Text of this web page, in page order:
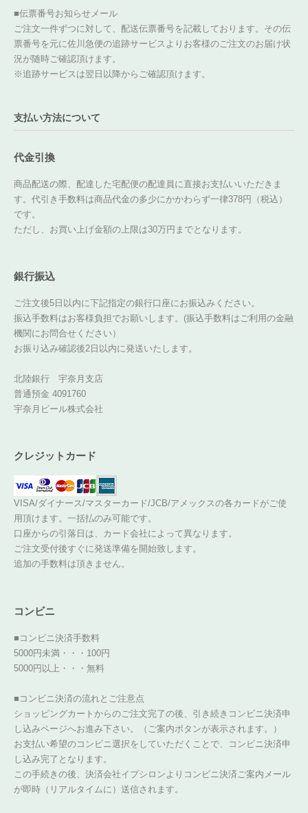
■伝票番号お知らせメール
ご注文一件ずつに対して、配送伝票番号を記載しております。その伝
票番号を元に佐川急便の追跡サービスよりお客様のご注文のお届け状
況が随時ご確認頂けます。
※追跡サービスは翌日以降からご確認頂けます。
支払い方法について
代金引換
商品配送の際、配達した宅配便の配達員に直接お支払いいただきま
す。代引き手数料は商品代金の多少にかかわらず一律378円（税込）
です。
ただし、お買い上げ金額の上限は30万円までとなります。
銀行振込
ご注文後5日以内に下記指定の銀行口座にお振込みください。
振込手数料はお客様負担でお願いします。(振込手数料はご利用の金融
機関にお問合せください）
お振り込み確認後2日以内に発送いたします。
北陸銀行 宇奈月支店
普通預金 4091760
宇奈月ビール株式会社
クレジットカード
VISA/ダイナース/マスターカード/JCB/アメックスの各カードがご使
用頂けます。一括払のみ可能です。
口座からの引落日は、カード会社によって異なります。
ご注文受付後すぐに発送準備を開始致します。
追加の手数料は頂きません。
コンビニ
■コンビニ決済手数料
5000円未満・・・100円
5000円以上・・・無料
■コンビニ決済の流れとご注意点
ショッピングカートからのご注文完了の後、引き続きコンビニ決済申
し込みページへお進み下さい。（ご案内ボタンが表示されます。）
お支払い希望のコンビニ選択をしていただくことで、コンビニ決済申
し込み完了となります。
この手続きの後、決済会社イプシロンよりコンビニ決済ご案内メール
が即時（リアルタイムに）送信されます。